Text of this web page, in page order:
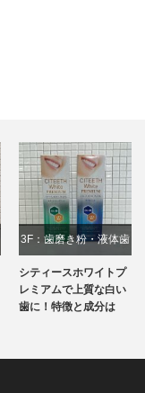
3F：歯磨き粉・液体歯
磨き
シティースホワイトプ
レミアムで上質な白い
歯に！特徴と成分は